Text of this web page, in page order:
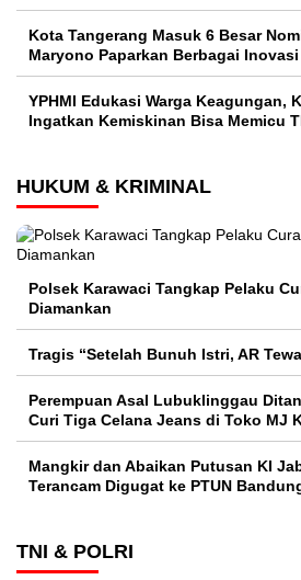
Kota Tangerang Masuk 6 Besar
Maryono Paparkan Berbagai
YPHMI Edukasi Warga Keagungan,
Ingatkan Kemiskinan Bisa Memicu
HUKUM & KRIMINAL
Polsek Karawaci Tangkap Pelaku
Diamankan
Tragis “Setelah Bunuh Istri, AR
Perempuan Asal Lubuklinggau
Curi Tiga Celana Jeans di Toko MJ
Mangkir dan Abaikan Putusan KI
Terancam Digugat ke PTUN
TNI & POLRI